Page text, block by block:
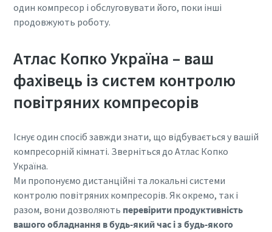
один компресор і обслуговувати його, поки інші
продовжують роботу.
Атлас Копко Україна – ваш
фахівець із систем контролю
повітряних компресорів
Існує один спосіб завжди знати, що відбувається у вашій
компресорній кімнаті. Зверніться до Атлас Копко
Україна.
Ми пропонуємо дистанційні та локальні системи
контролю повітряних компресорів. Як окремо, так і
разом, вони дозволяють перевірити продуктивність
вашого обладнання в будь-який час і з будь-якого